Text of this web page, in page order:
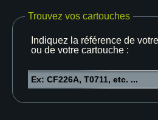
Trouvez vos cartouches
Indiquez la référence de
ou de votre cartouche :